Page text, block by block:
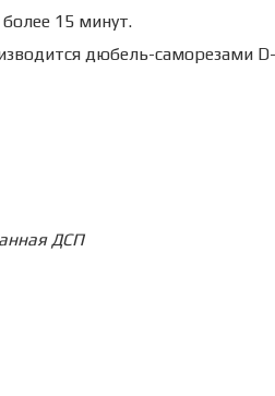
15 минут.
дюбель-саморезами
ДСП